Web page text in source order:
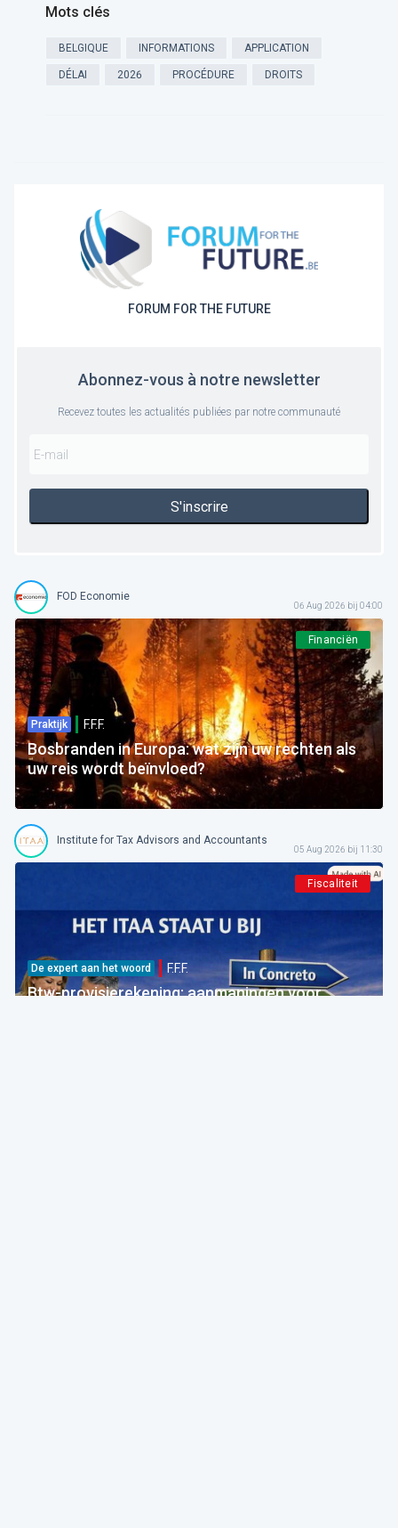
Mots clés
BELGIQUE INFORMATIONS APPLICATION
DÉLAI 2026 PROCÉDURE DROITS
FORUM FOR THE FUTURE
Abonnez-vous à notre newsletter
Recevez toutes les actualités publiées par notre communauté
S'inscrire
FOD Economie
06 Aug 2026 bij 04:00
Financiën
Praktijk F.F.F.
Bosbranden in Europa: wat zijn uw rechten als
uw reis wordt beïnvloed?
Institute for Tax Advisors and Accountants
05 Aug 2026 bij 11:30
Fiscaliteit
De expert aan het woord F.F.F.
Btw-provisierekening: aanmaningen voor